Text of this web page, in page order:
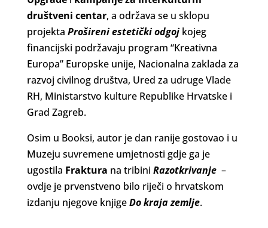
društveni centar, a održava se u sklopu
projekta Prošireni estetički odgojkojeg
financijski podržavaju program “Kreativna
Europa” Europske unije, Nacionalna zaklada za
razvoj civilnog društva, Ured za udruge Vlade
RH, Ministarstvo kulture Republike Hrvatske i
Grad Zagreb.
Osim u Booksi, autor je dan ranije gostovao i u
Muzeju suvremene umjetnosti gdje ga je
ugostila Fraktura na tribini Razotkrivanje –
ovdje je prvenstveno bilo riječi o hrvatskom
izdanju njegove knjigeDo kraja zemlje.